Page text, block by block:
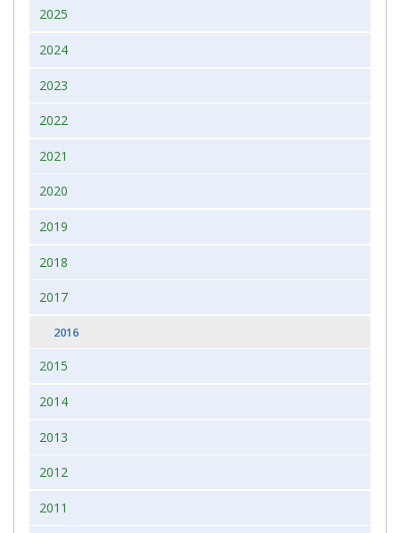
2025
2024
2023
2022
2021
2020
2019
2018
2017
2016
2015
2014
2013
2012
2011